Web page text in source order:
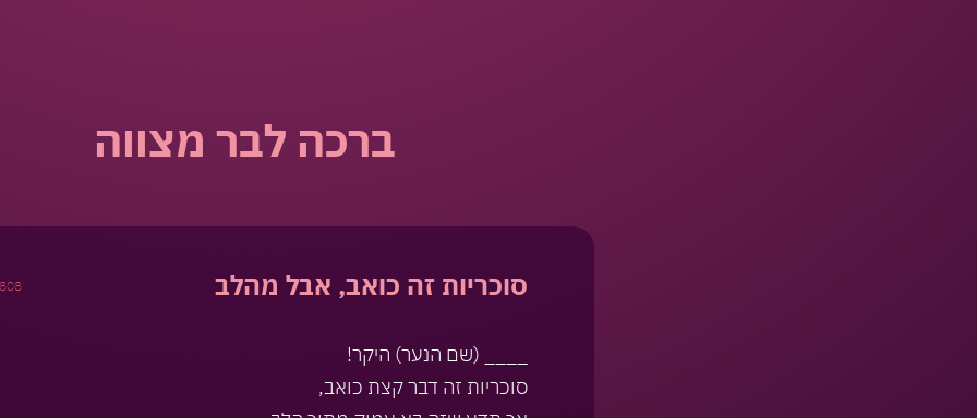
ברכה לבר מצווה
סוכריות זה כואב, אבל מהלב
____ (שם הנער) היקר!
סוכריות זה דבר קצת כואב,